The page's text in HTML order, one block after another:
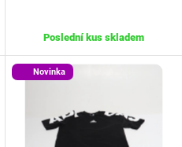
Poslední kus skladem
Novinka